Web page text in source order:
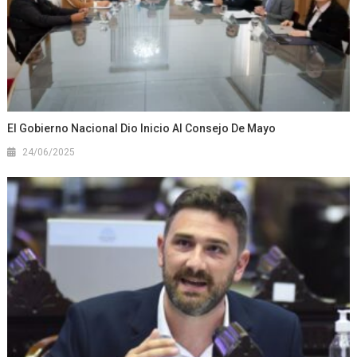
El Gobierno Nacional Dio Inicio Al Consejo De Mayo
24/06/2025